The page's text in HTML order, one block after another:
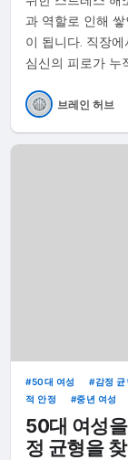
과 역할로 인해
이 됩니다. 직장
심신의 피로가 누
브레인 허브
50대 여성 감정 균
적 안정
중년 여성
50대 여성
정 균형을